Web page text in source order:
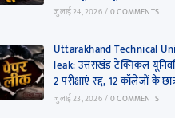
जुलाई 24, 2026 /0 COMMENTS
Uttarakhand Technical
leak: उत्तराखंड टेक्निकल
2 परीक्षाएं रद्द, 12 कॉलेजों के
जुलाई 23, 2026 /0 COMMENTS